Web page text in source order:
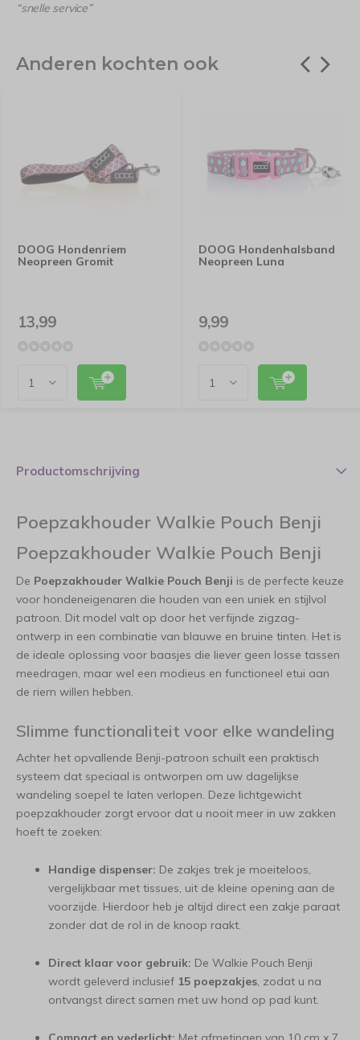
“snelle service”
Anderen kochten ook
DOOG Hondenriem
Neopreen Gromit
13,99
DOOG Hondenhalsband
Neopreen Luna
9,99
Productomschrijving
Poepzakhouder Walkie Pouch Benji
Poepzakhouder Walkie Pouch Benji
De Poepzakhouder Walkie Pouch Benji is de perfecte keuze
voor hondeneigenaren die houden van een uniek en stijlvol
patroon. Dit model valt op door het verfijnde zigzag-
ontwerp in een combinatie van blauwe en bruine tinten. Het is
de ideale oplossing voor baasjes die liever geen losse tassen
meedragen, maar wel een modieus en functioneel etui aan
de riem willen hebben.
Slimme functionaliteit voor elke wandeling
Achter het opvallende Benji-patroon schuilt een praktisch
systeem dat speciaal is ontworpen om uw dagelijkse
wandeling soepel te laten verlopen. Deze lichtgewicht
poepzakhouder zorgt ervoor dat u nooit meer in uw zakken
hoeft te zoeken:
Handige dispenser: De zakjes trek je moeiteloos,
vergelijkbaar met tissues, uit de kleine opening aan de
voorzijde. Hierdoor heb je altijd direct een zakje paraat
zonder dat de rol in de knoop raakt.
Direct klaar voor gebruik: De Walkie Pouch Benji
wordt geleverd inclusief 15 poepzakjes, zodat u na
ontvangst direct samen met uw hond op pad kunt.